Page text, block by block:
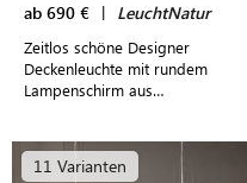
ab 690 € | LeuchtNatur
Zeitlos schöne Designer
Deckenleuchte mit rundem
Lampenschirm aus
ausgeleuchteten Esstisch
11 Varianten